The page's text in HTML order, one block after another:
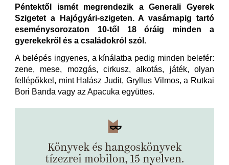
Péntektől ismét megrendezik a Generali Gyerek
Szigetet a Hajógyári-szigeten. A vasárnapig tartó
eseménysorozaton 10-től 18 óráig minden a
gyerekekről és a családokról szól.
A belépés ingyenes, a kínálatba pedig minden belefér:
zene, mese, mozgás, cirkusz, alkotás, játék, olyan
fellépőkkel, mint Halász Judit, Gryllus Vilmos, a Rutkai
Bori Banda vagy az Apacuka együttes.